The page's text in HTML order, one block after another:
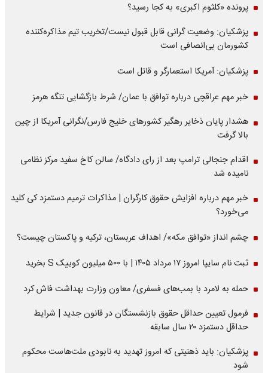
پرونده «کلثوم اکبری» به کجا رسید؟
پزشکیان: وضعیت گرانی قابل قبول نیست/تخریب تیم مذاکره‌کننده
کشورمان بی‌انصافی است
پزشکیان: آمریکا استعمارگر و قاتل است
خبر مهم عراقچی درباره توافق با عمان/ شرط بازگشایی تنگه هرمز
هشدار پایان ذخایر رهگیر کشورهای خلیج فارس/نگرانی آمریکا از چین
بالا گرفت
اقدام جنجالی ترامپ بعد از رای دادگاه/ سالن کاخ سفید مرکز نظامی
نامیده شد
خبر مهم درباره افزایش حقوق کارگران | مذاکرات ترمیم دستمزد کی کلید
می‌خورد؟
چشم انداز «توافق مکه»/ اهداف عربستان، ترکیه و پاکستان چیست؟
ثبت نام سایپا امروز ۱۷ مرداد ۱۴۰۵ | با ۵۰۰ میلیون کوییک S بخرید
حمله به لامرد با بمب‌های فسفری/ معاون وزارت بهداشت فاش کرد
فرمول تعیین حداقل حقوق بازنشستگان در قانون جدید | شرایط
حداقل دستمزد ۲۰ سال سابقه
پزشکیان: باید ذهنیتی که امروز تهدید به نابودی ملت‌هاست محکوم
شود